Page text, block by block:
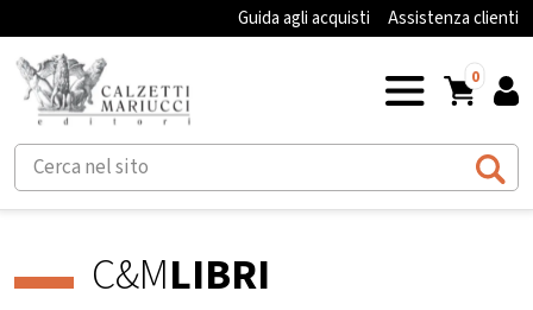
Guida agli acquisti Assistenza clienti
0
C&MLIBRI